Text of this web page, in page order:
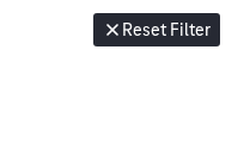
Reset Filter